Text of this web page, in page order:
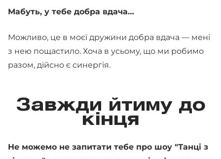
Мабуть, у тебе добра вдача…
Можливо, це в моєї дружини добра вдача — мені
з нею пощастило. Хоча в усьому, що ми робимо
разом, дійсно є синергія.
Завжди йтиму до
кінця
Не можемо не запитати тебе про шоу "Танці з